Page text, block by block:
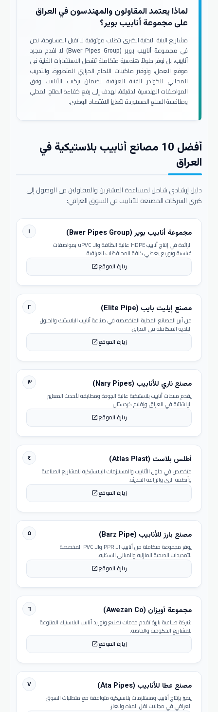
لماذا يعتمد المقاولون والمهندسون في العراق
على مجموعة أنابيب بوير؟
مشاريع البنية التحتية الكبرى تتطلب موثوقية لا تقبل المساومة. نحن
في مجموعة أنابيب بوير (Bwer Pipes Group)
لا نقدم مجرد
أنابيب، بل نوفر حلولاً هندسية متكاملة تشمل الاستشارات الفنية في
موقع العمل، وتوفير ماكينات اللحام الحراري المتطورة، والتدريب
المجاني للكوادر الفنية العراقية لضمان تركيب الأنابيب وفق
المواصفات الهندسية الدقيقة. نهدف إلى رفع كفاءة المنتج المحلي
ومنافسة السلع المستوردة لتعزيز الاقتصاد الوطني.
أفضل 10 مصانع أنابيب بلاستيكية في
العراق
دليل إرشادي شامل لمساعدة المشترين والمقاولين في الوصول إلى
كبرى الشركات المصنعة للأنابيب في السوق العراقي:
١ مجموعة أنابيب بوير (Bwer Pipes Group)
الرائدة في إنتاج أنابيب HDPE عالية الكثافة والـ uPVC بمواصفات
قياسية وتوزيع يغطي كافة المحافظات العراقية.
زيارة الموقعopen_in_new
٢ مصنع إيليت بايب (Elite Pipe)
من أبرز المصانع المحلية المتخصصة في صناعة أنابيب البلاستيك والحلول
البلدية المتكاملة في العراق.
زيارة الموقعopen_in_new
٣ مصنع ناري للأنابيب (Nary Pipes)
يقدم منتجات أنابيب بلاستيكية عالية الجودة ومطابقة لأحدث المعايير
الإنشائية في العراق وإقليم كردستان.
زيارة الموقعopen_in_new
٤ أطلس بلاست (Atlas Plast)
متخصص في حلول الأنابيب والمستلزمات البلاستيكية للمشاريع الصناعية
وأنظمة الري والزراعة الحديثة.
زيارة الموقعopen_in_new
٥ مصنع بارز للأنابيب (Barz Pipe)
يوفر مجموعة متكاملة من أنابيب الـ PPR والـ PVC المخصصة
للتمديدات الصحية المنزلية والمباني السكنية.
زيارة الموقعopen_in_new
٦ مجموعة أويزان (Awezan Co)
شركة صناعية بارزة تقدم خدمات تصنيع وتوريد أنابيب البلاستيك المتنوعة
للمشاريع الحكومية والخاصة.
زيارة الموقعopen_in_new
٧ مصنع عطا للأنابيب (Ata Pipes)
يتميز بإنتاج أنابيب ومستلزمات بلاستيكية متوافقة مع متطلبات السوق
العراقي في مجالات نقل المياه والغاز.